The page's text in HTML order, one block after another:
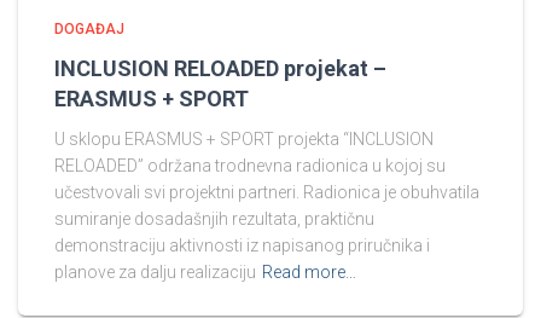
DOGAĐAJ
INCLUSION RELOADED projekat –
ERASMUS + SPORT
U sklopu ERASMUS + SPORT projekta “INCLUSION
RELOADED” održana trodnevna radionica u kojoj su
učestvovali svi projektni partneri. Radionica je obuhvatila
sumiranje dosadašnjih rezultata, praktičnu
demonstraciju aktivnosti iz napisanog priručnika i
planove za dalju realizaciju Read more…